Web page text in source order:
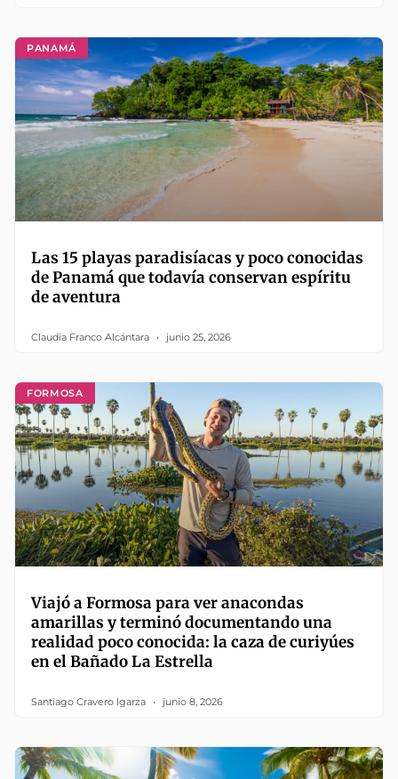
PANAMÁ
Las 15 playas paradisíacas y poco conocidas
de Panamá que todavía conservan espíritu
de aventura
Claudia Franco Alcántara junio 25, 2026
FORMOSA
Viajó a Formosa para ver anacondas
amarillas y terminó documentando una
realidad poco conocida: la caza de curiyúes
en el Bañado La Estrella
Santiago Cravero Igarza junio 8, 2026